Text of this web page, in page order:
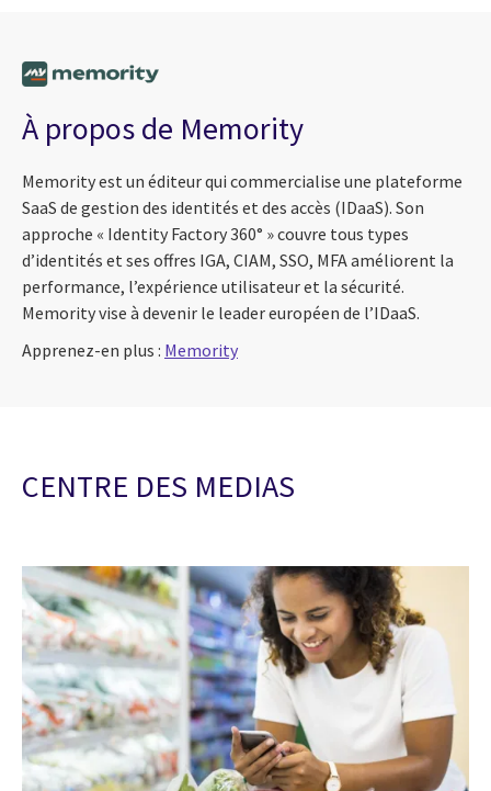
À propos de Memority
Memority est un éditeur qui commercialise une plateforme
SaaS de gestion des identités et des accès (IDaaS). Son
approche « Identity Factory 360° » couvre tous types
d’identités et ses offres IGA, CIAM, SSO, MFA améliorent la
performance, l’expérience utilisateur et la sécurité.
Memority vise à devenir le leader européen de l’IDaaS.
Apprenez-en plus : Memority
CENTRE DES MEDIAS